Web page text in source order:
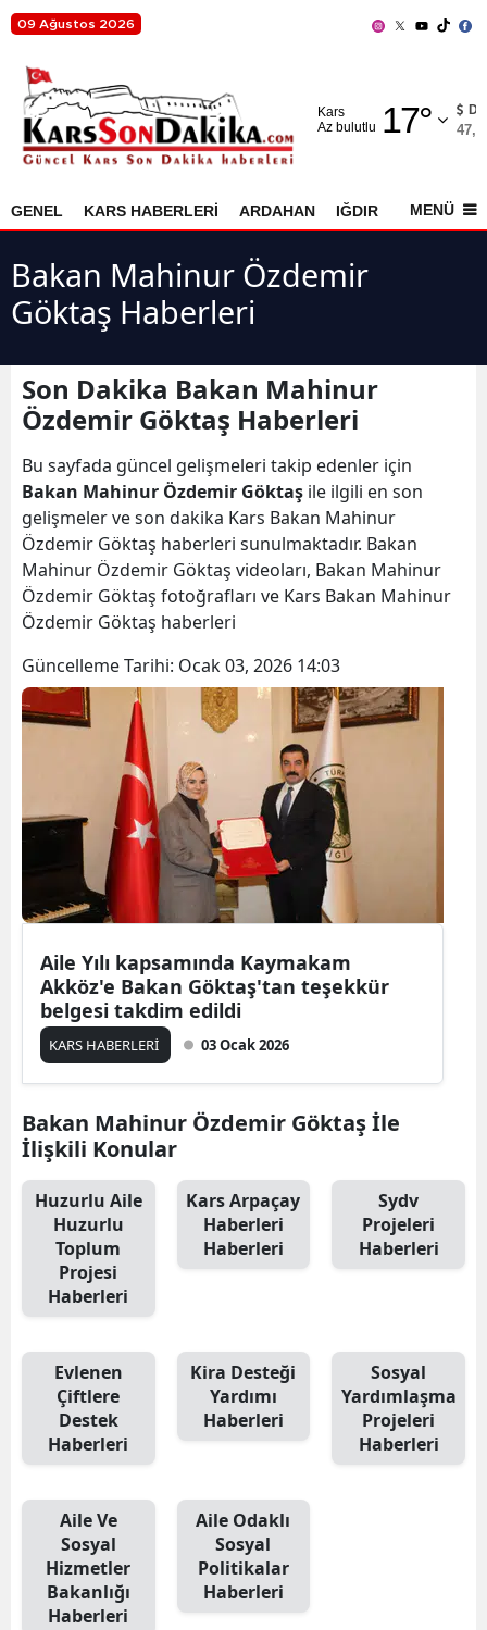
09 Ağustos 2026
Kars
Az bulutlu 17°
Adıyaman
Ağrı
Ankara
Aydın
Balıkesir
Bilecik
Bingöl
Bitlis
Burdur
Bursa
Çanakkale
Çankırı
Çorum
Diyarbakır
Edirne
Erzincan
Erzurum
Eskişehir
Gaziantep
Giresun
Hakkari
Hatay
Isparta
GENEL KARS HABERLERİ ARDAHAN IĞDIR AKYAKA
MENÜ
Bakan Mahinur Özdemir
Göktaş Haberleri
Son Dakika Bakan Mahinur
Özdemir Göktaş Haberleri
Bu sayfada güncel gelişmeleri takip edenler için
Bakan Mahinur Özdemir Göktaş ile ilgili en son
gelişmeler ve son dakika Kars Bakan Mahinur
Özdemir Göktaş haberleri sunulmaktadır. Bakan
Mahinur Özdemir Göktaş videoları, Bakan Mahinur
Özdemir Göktaş fotoğrafları ve Kars Bakan Mahinur
Özdemir Göktaş haberleri
Güncelleme Tarihi: Ocak 03, 2026 14:03
Aile Yılı kapsamında Kaymakam
Akköz'e Bakan Göktaş'tan teşekkür
belgesi takdim edildi
KARS HABERLERİ 03 Ocak 2026
Bakan Mahinur Özdemir Göktaş İle
İlişkili Konular
Huzurlu Aile
Huzurlu
Toplum
Projesi
Haberleri
Kars Arpaçay
Haberleri
Haberleri
Sydv
Projeleri
Haberleri
Evlenen
Çiftlere
Destek
Haberleri
Kira Desteği
Yardımı
Haberleri
Sosyal
Yardımlaşma
Projeleri
Haberleri
Aile Ve
Sosyal
Hizmetler
Bakanlığı
Haberleri
Aile Odaklı
Sosyal
Politikalar
Haberleri